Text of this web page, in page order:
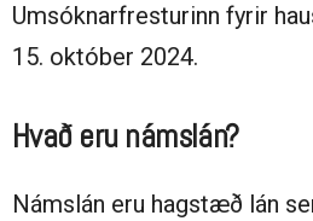
Umsóknarfresturinn fyrir
15. október 2024.
Hvað eru námslán?
Námslán eru hagstæð lán